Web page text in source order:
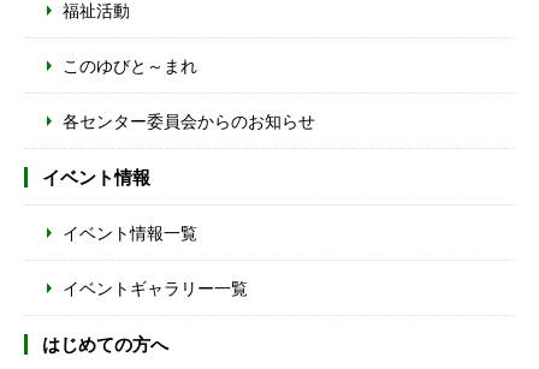
福祉活動
このゆびと～まれ
各センター委員会からのお知らせ
イベント情報
イベント情報一覧
イベントギャラリー一覧
はじめての方へ